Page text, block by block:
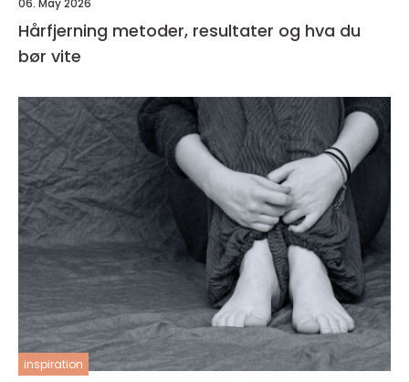
06. May 2026
Hårfjerning metoder, resultater og hva du
bør vite
inspiration